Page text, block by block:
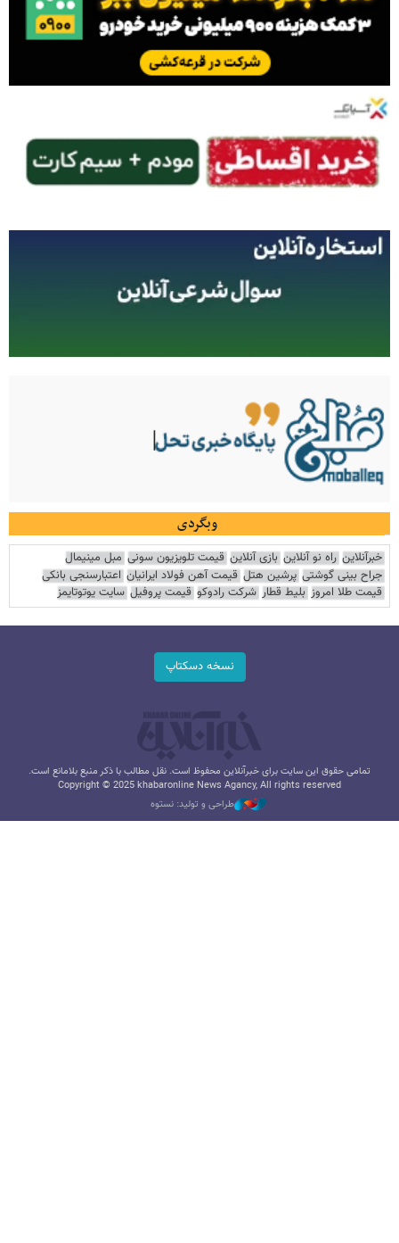
وبگردی
خبرآنلاین راه نو آنلاین بازی آنلاین قیمت تلویزیون سونی مبل مینیمال
جراح بینی گوشتی پرشین هتل قیمت آهن فولاد ایرانیان اعتبارسنجی بانکی
قیمت طلا امروز بلیط قطار شرکت رادوکو قیمت پروفیل سایت یوتوتایمز
نسخه دسکتاپ
تمامی حقوق این سایت برای خبرآنلاین محفوظ است. نقل مطالب با ذکر منبع بلامانع است.
Copyright © 2025 khabaronline News Agancy, All rights reserved
طراحی و تولید: نستوه